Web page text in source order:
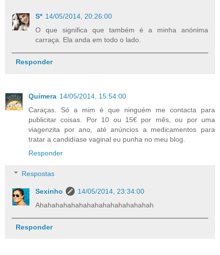
S* 14/05/2014, 20:26:00
O que significa que também é a minha anónima
carraça. Ela anda em todo o lado.
Responder
Quimera 14/05/2014, 15:54:00
Caraças. Só a mim é que ninguém me contacta para
publicitar coisas. Por 10 ou 15€ por mês, ou por uma
viagenzita por ano, até anúncios a medicamentos para
tratar a candidíase vaginal eu punha no meu blog.
Responder
Respostas
Sexinho
14/05/2014, 23:34:00
Ahahahahahahahahahahahahahahah
Responder